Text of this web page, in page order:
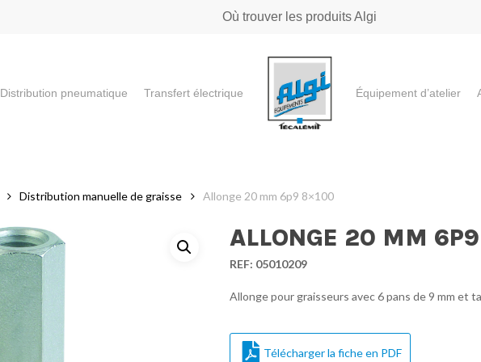
Où trouver les produits Algi
Distribution pneumatique Transfert électrique Équipement d’atelier
Distribution manuelle de graisse Allonge 20 mm 6p9 8×100
ALLONGE 20 MM
REF: 05010209
Allonge pour graisseurs avec 6 pans de 9 mm et
Télécharger la fiche en PDF